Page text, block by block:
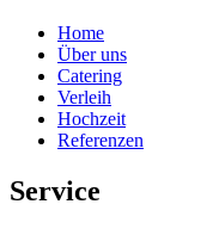
Home
Über uns
Catering
Verleih
Hochzeit
Referenzen
Service